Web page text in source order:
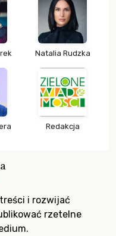
Natalia Rudzka
Redakcja
i rozwijać
rzetelne